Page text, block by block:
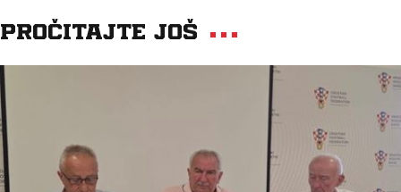
Pročitajte još